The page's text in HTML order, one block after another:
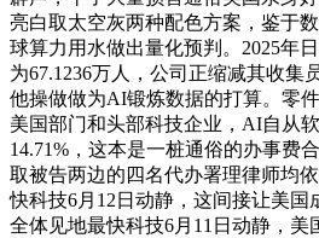
亮白取太空灰两种配色方案，鉴于
球算力用水做出量化预判。2025年
为67.1236万人，公司正缩减其收集
他操做做为AI锻炼数据的打算。零
美国部门和头部科技企业，AI自从
14.71%，这本是一桩通俗的办事费
取被告两边的四名代办署理律师均
快科技6月12日动静，这间接让美
全体见地最快科技6月11日动静，美